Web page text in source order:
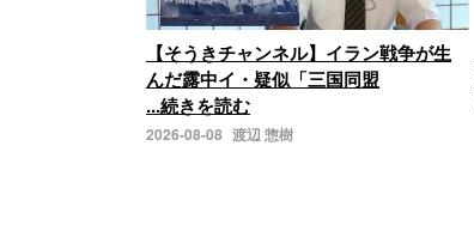
【そうきチャンネル】イラン戦争が生
んだ露中イ・疑似「三国同盟
...続きを読む
2026-08-08 渡辺 惣樹